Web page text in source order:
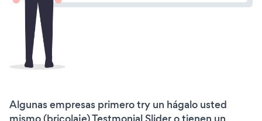
Algunas empresas primero try un hágalo usted